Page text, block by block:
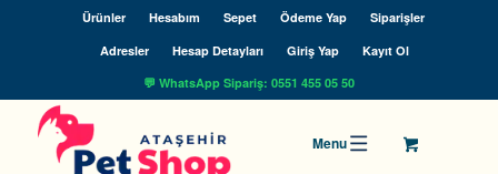
Ürünler Hesabım Sepet Ödeme Yap
Siparişler
Adresler
Hesap Detayları Giriş Yap
Kayıt Ol
💬 WhatsApp Sipariş: 0551 455 05 50